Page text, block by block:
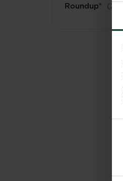
Roundup®
(2)